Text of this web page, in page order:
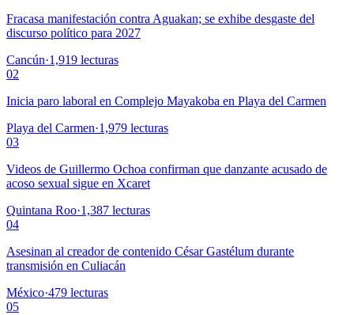
Fracasa manifestación contra Aguakan; se exhibe desgaste del
discurso político para 2027
Cancún·1,919 lecturas
02
Inicia paro laboral en Complejo Mayakoba en Playa del Carmen
Playa del Carmen·1,979 lecturas
03
Videos de Guillermo Ochoa confirman que danzante acusado de
acoso sexual sigue en Xcaret
Quintana Roo·1,387 lecturas
04
Asesinan al creador de contenido César Gastélum durante
transmisión en Culiacán
México·479 lecturas
05